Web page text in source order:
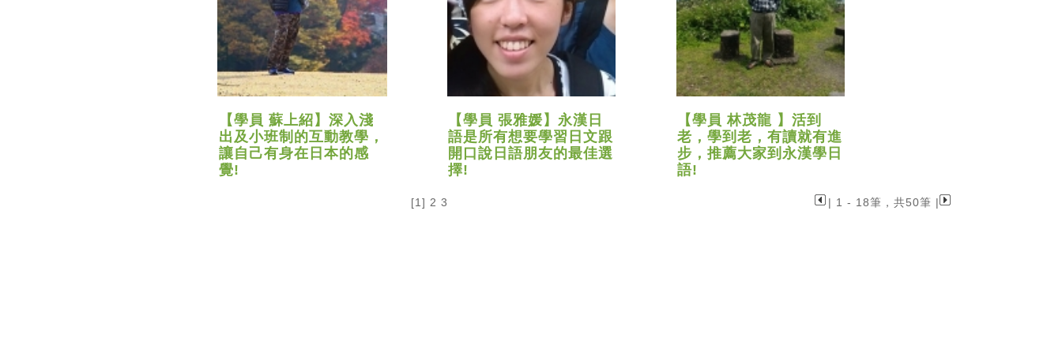
【學員 蘇上紹】深入淺
出及小班制的互動教學，
讓自己有身在日本的感
覺!
【學員 張雅媛】永漢日
語是所有想要學習日文跟
開口說日語朋友的最佳選
擇!
【學員 林茂龍 】活到
老，學到老，有讀就有進
步，推薦大家到永漢學日
語!
[1] 2 3 | 1 - 18筆，共50筆 |